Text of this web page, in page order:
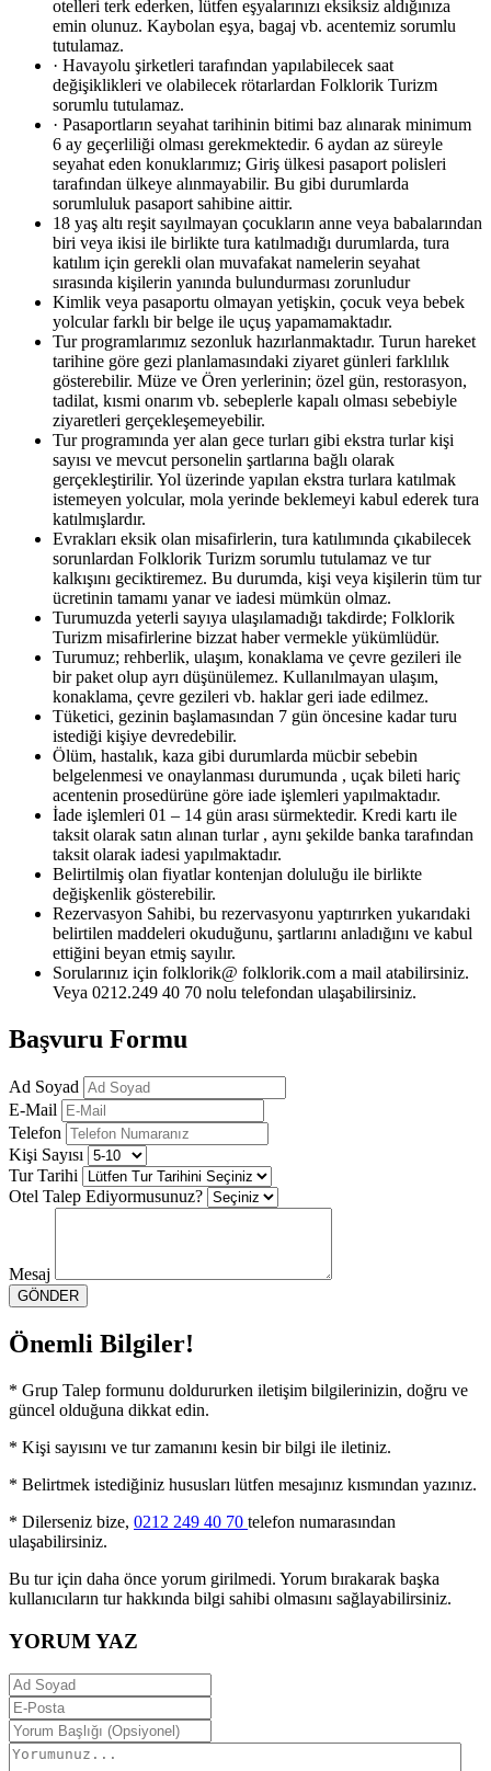
otelleri terk ederken, lütfen eşyalarınızı eksiksiz aldığınıza
emin olunuz. Kaybolan eşya, bagaj vb. acentemiz sorumlu
tutulamaz.
· Havayolu şirketleri tarafından yapılabilecek saat
değişiklikleri ve olabilecek rötarlardan Folklorik Turizm
sorumlu tutulamaz.
· Pasaportların seyahat tarihinin bitimi baz alınarak minimum
6 ay geçerliliği olması gerekmektedir. 6 aydan az süreyle
seyahat eden konuklarımız; Giriş ülkesi pasaport polisleri
tarafından ülkeye alınmayabilir. Bu gibi durumlarda
sorumluluk pasaport sahibine aittir.
18 yaş altı reşit sayılmayan çocukların anne veya babalarından
biri veya ikisi ile birlikte tura katılmadığı durumlarda, tura
katılım için gerekli olan muvafakat namelerin seyahat
sırasında kişilerin yanında bulundurması zorunludur
Kimlik veya pasaportu olmayan yetişkin, çocuk veya bebek
yolcular farklı bir belge ile uçuş yapamamaktadır.
Tur programlarımız sezonluk hazırlanmaktadır. Turun hareket
tarihine göre gezi planlamasındaki ziyaret günleri farklılık
gösterebilir. Müze ve Ören yerlerinin; özel gün, restorasyon,
tadilat, kısmi onarım vb. sebeplerle kapalı olması sebebiyle
ziyaretleri gerçekleşemeyebilir.
Tur programında yer alan gece turları gibi ekstra turlar kişi
sayısı ve mevcut personelin şartlarına bağlı olarak
gerçekleştirilir. Yol üzerinde yapılan ekstra turlara katılmak
istemeyen yolcular, mola yerinde beklemeyi kabul ederek tura
katılmışlardır.
Evrakları eksik olan misafirlerin, tura katılımında çıkabilecek
sorunlardan Folklorik Turizm sorumlu tutulamaz ve tur
kalkışını geciktiremez. Bu durumda, kişi veya kişilerin tüm tur
ücretinin tamamı yanar ve iadesi mümkün olmaz.
Turumuzda yeterli sayıya ulaşılamadığı takdirde; Folklorik
Turizm misafirlerine bizzat haber vermekle yükümlüdür.
Turumuz; rehberlik, ulaşım, konaklama ve çevre gezileri ile
bir paket olup ayrı düşünülemez. Kullanılmayan ulaşım,
konaklama, çevre gezileri vb. haklar geri iade edilmez.
Tüketici, gezinin başlamasından 7 gün öncesine kadar turu
istediği kişiye devredebilir.
Ölüm, hastalık, kaza gibi durumlarda mücbir sebebin
belgelenmesi ve onaylanması durumunda , uçak bileti hariç
acentenin prosedürüne göre iade işlemleri yapılmaktadır.
İade işlemleri 01 – 14 gün arası sürmektedir. Kredi kartı ile
taksit olarak satın alınan turlar , aynı şekilde banka tarafından
taksit olarak iadesi yapılmaktadır.
Belirtilmiş olan fiyatlar kontenjan doluluğu ile birlikte
değişkenlik gösterebilir.
Rezervasyon Sahibi, bu rezervasyonu yaptırırken yukarıdaki
belirtilen maddeleri okuduğunu, şartlarını anladığını ve kabul
ettiğini beyan etmiş sayılır.
Sorularınız için folklorik@ folklorik.com a mail atabilirsiniz.
Veya 0212.249 40 70 nolu telefondan ulaşabilirsiniz.
Başvuru Formu
Ad Soyad
E-Mail
Telefon
Kişi Sayısı
Tur Tarihi
Otel Talep Ediyormusunuz?
Mesaj
GÖNDER
Önemli Bilgiler!
* Grup Talep formunu doldururken iletişim bilgilerinizin, doğru ve
güncel olduğuna dikkat edin.
* Kişi sayısını ve tur zamanını kesin bir bilgi ile iletiniz.
* Belirtmek istediğiniz hususları lütfen mesajınız kısmından yazınız.
* Dilerseniz bize, 0212 249 40 70 telefon numarasından
ulaşabilirsiniz.
Bu tur için daha önce yorum girilmedi. Yorum bırakarak başka
kullanıcıların tur hakkında bilgi sahibi olmasını sağlayabilirsiniz.
YORUM YAZ